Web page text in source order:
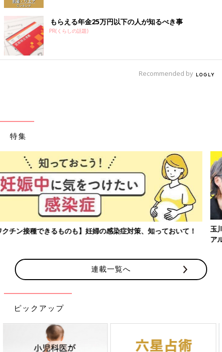
もらえる年金25万円以下の人が知るべき事
PR(くらしの話題)
Recommended by
特集
玉川大学教育学部教授、大豆生田先生に子どもたちの保育園でのリ
連載一覧へ
ピックアップ